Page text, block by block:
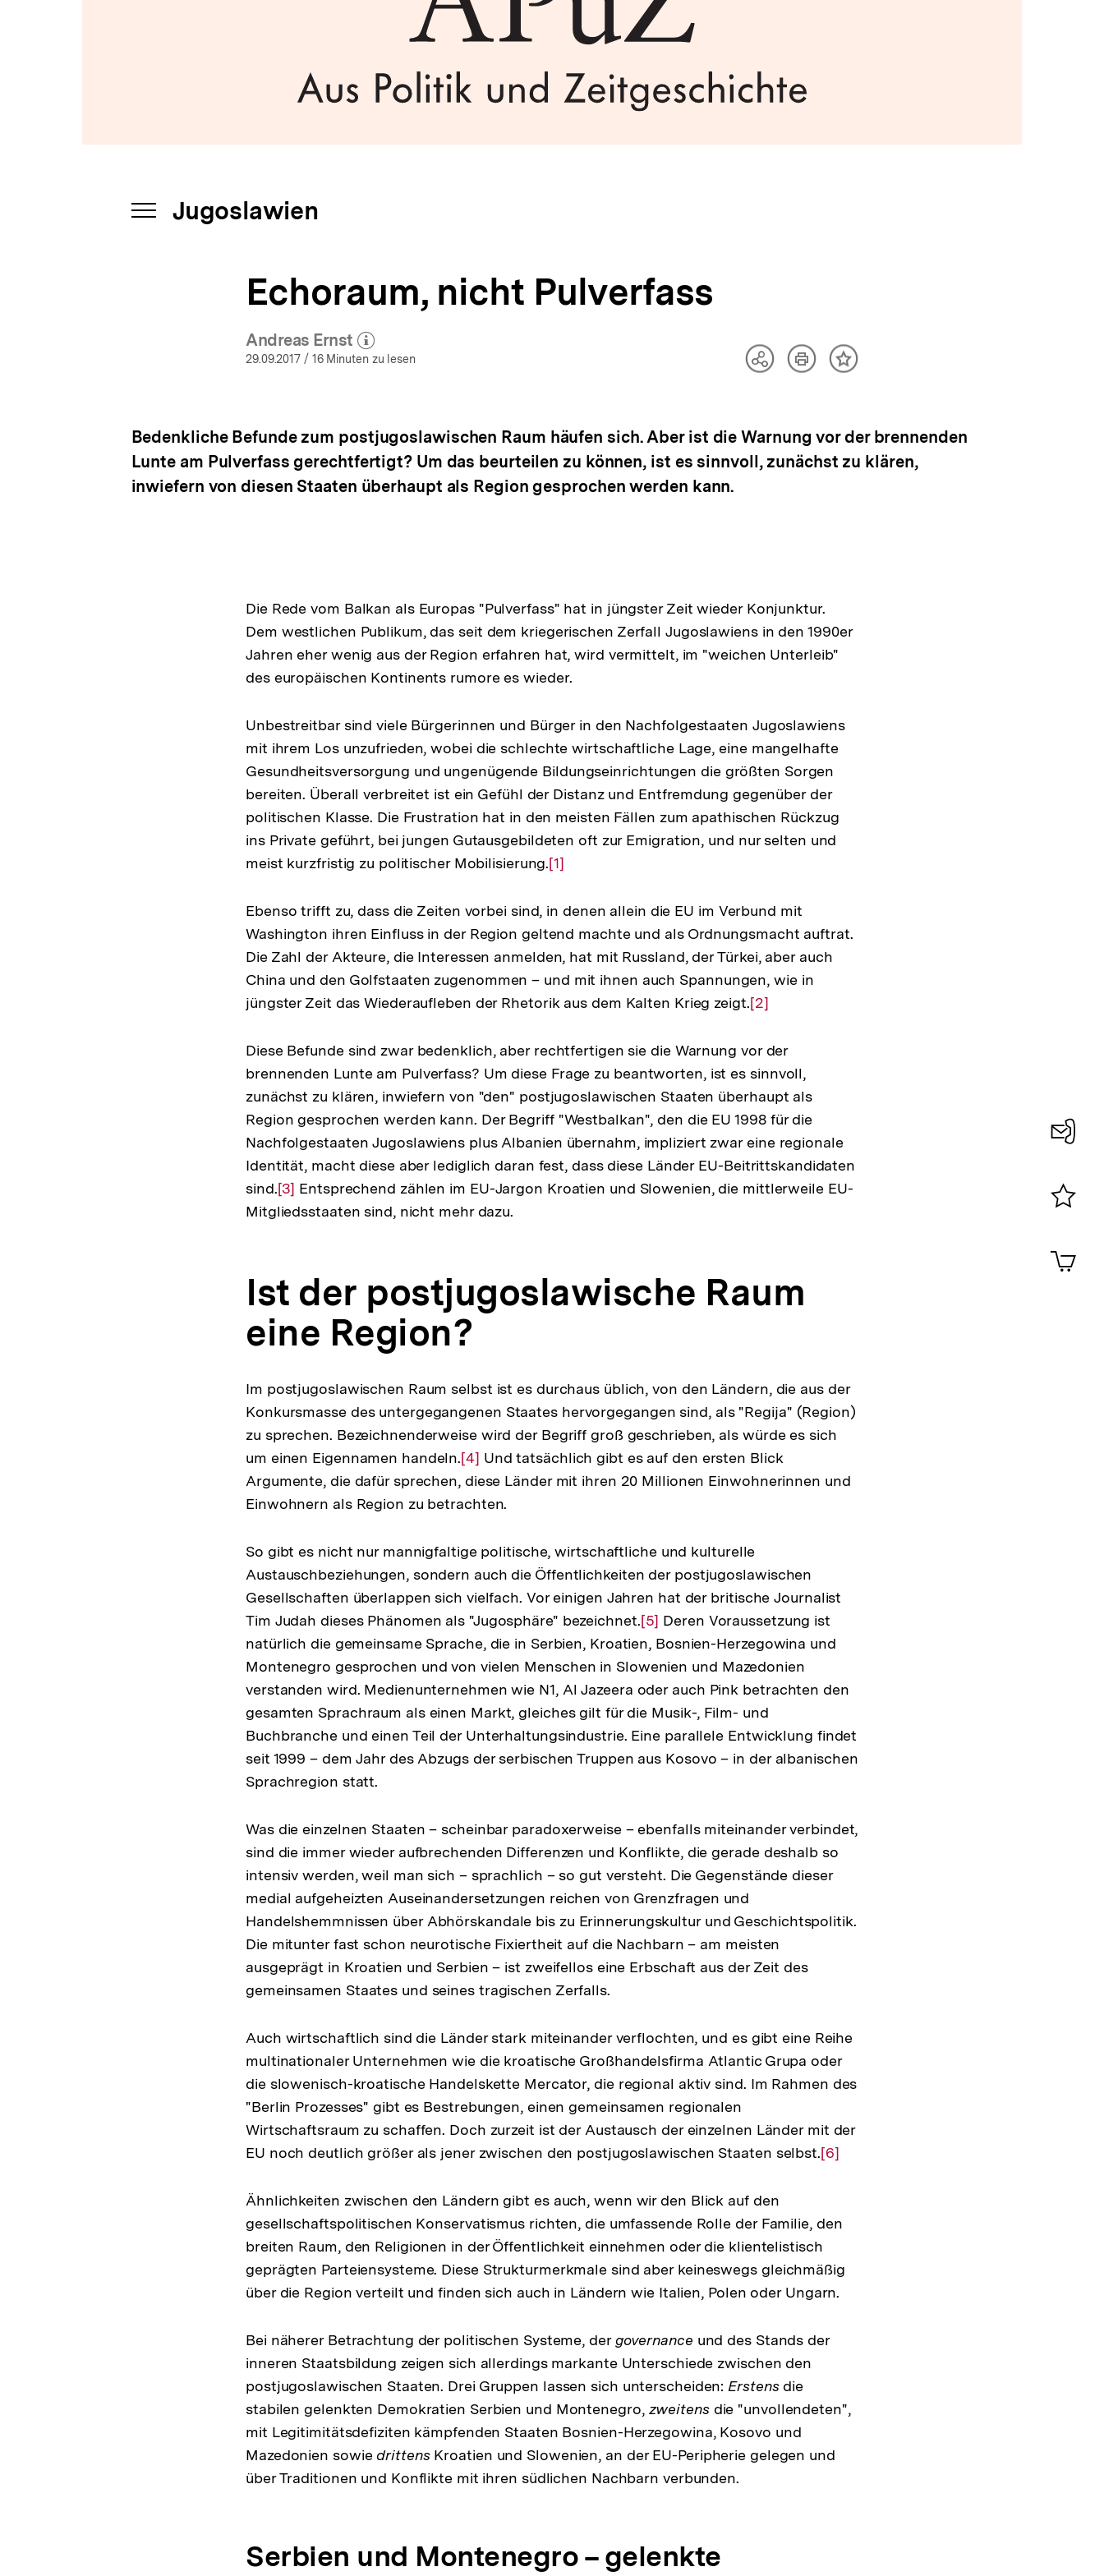
INHALTSNAVIGATION
Jugoslawien
Echoraum, nicht Pulverfass
Andreas Ernst
(Mehr zum Autor)
öffnen
29.09.2017 / 16 Minuten zu lesen
TeilenArtikelInhalt
Bedenkliche Befunde zum postjugoslawischen Raum häufen sich. Aber ist die Warnung vor der brennenden
Lunte am Pulverfass gerechtfertigt? Um das beurteilen zu können, ist es sinnvoll, zunächst zu klären,
inwiefern von diesen Staaten überhaupt als Region gesprochen werden kann.
Die Rede vom Balkan als Europas "Pulverfass" hat in jüngster Zeit wieder Konjunktur.
Dem westlichen Publikum, das seit dem kriegerischen Zerfall Jugoslawiens in den 1990er
Jahren eher wenig aus der Region erfahren hat, wird vermittelt, im "weichen Unterleib"
des europäischen Kontinents rumore es wieder.
Unbestreitbar sind viele Bürgerinnen und Bürger in den Nachfolgestaaten Jugoslawiens
mit ihrem Los unzufrieden, wobei die schlechte wirtschaftliche Lage, eine mangelhafte
Gesundheitsversorgung und ungenügende Bildungseinrichtungen die größten Sorgen
bereiten. Überall verbreitet ist ein Gefühl der Distanz und Entfremdung gegenüber der
politischen Klasse. Die Frustration hat in den meisten Fällen zum apathischen Rückzug
ins Private geführt, bei jungen Gutausgebildeten oft zur Emigration, und nur selten und
meist kurzfristig zu politischer Mobilisierung.Zur
der
Fußnote
[1]
Ebenso trifft zu, dass die Zeiten vorbei sind, in denen allein die EU im Verbund mit
Washington ihren Einfluss in der Region geltend machte und als Ordnungsmacht auftrat.
Die Zahl der Akteure, die Interessen anmelden, hat mit Russland, der Türkei, aber auch
China und den Golfstaaten zugenommen – und mit ihnen auch Spannungen, wie in
jüngster Zeit das Wiederaufleben der Rhetorik aus dem Kalten Krieg zeigt.Zur
der
Fußnote
[2]
Diese Befunde sind zwar bedenklich, aber rechtfertigen sie die Warnung vor der
brennenden Lunte am Pulverfass? Um diese Frage zu beantworten, ist es sinnvoll,
zunächst zu klären, inwiefern von "den" postjugoslawischen Staaten überhaupt als
Region gesprochen werden kann. Der Begriff "Westbalkan", den die EU 1998 für die
Nachfolgestaaten Jugoslawiens plus Albanien übernahm, impliziert zwar eine regionale
Identität, macht diese aber lediglich daran fest, dass diese Länder EU-Beitrittskandidaten
sind.Zur
Auflösung
[3] Entsprechend zählen im EU-Jargon Kroatien und Slowenien, die mittlerweile EU-
Mitgliedsstaaten sind, nicht mehr dazu.
Ist der postjugoslawische Raum
eine Region?
Im postjugoslawischen Raum selbst ist es durchaus üblich, von den Ländern, die aus der
Konkursmasse des untergegangenen Staates hervorgegangen sind, als "Regija" (Region)
zu sprechen. Bezeichnenderweise wird der Begriff groß geschrieben, als würde es sich
um einen Eigennamen handeln.Zur
Auflösung
der
[4] Und tatsächlich gibt es auf den ersten Blick
Argumente, die dafür sprechen, diese Länder mit ihren 20 Millionen Einwohnerinnen und
Einwohnern als Region zu betrachten.
So gibt es nicht nur mannigfaltige politische, wirtschaftliche und kulturelle
Austauschbeziehungen, sondern auch die Öffentlichkeiten der postjugoslawischen
Gesellschaften überlappen sich vielfach. Vor einigen Jahren hat der britische Journalist
Tim Judah dieses Phänomen als "Jugosphäre" bezeichnet.Zur
Auflösung
der
Fußnote
[5] Deren Voraussetzung ist
natürlich die gemeinsame Sprache, die in Serbien, Kroatien, Bosnien-Herzegowina und
Montenegro gesprochen und von vielen Menschen in Slowenien und Mazedonien
verstanden wird. Medienunternehmen wie N1, Al Jazeera oder auch Pink betrachten den
gesamten Sprachraum als einen Markt, gleiches gilt für die Musik-, Film- und
Buchbranche und einen Teil der Unterhaltungsindustrie. Eine parallele Entwicklung findet
seit 1999 – dem Jahr des Abzugs der serbischen Truppen aus Kosovo – in der albanischen
Sprachregion statt.
Was die einzelnen Staaten – scheinbar paradoxerweise – ebenfalls miteinander verbindet,
sind die immer wieder aufbrechenden Differenzen und Konflikte, die gerade deshalb so
intensiv werden, weil man sich – sprachlich – so gut versteht. Die Gegenstände dieser
medial aufgeheizten Auseinandersetzungen reichen von Grenzfragen und
Handelshemmnissen über Abhörskandale bis zu Erinnerungskultur und Geschichtspolitik.
Die mitunter fast schon neurotische Fixiertheit auf die Nachbarn – am meisten
ausgeprägt in Kroatien und Serbien – ist zweifellos eine Erbschaft aus der Zeit des
gemeinsamen Staates und seines tragischen Zerfalls.
Auch wirtschaftlich sind die Länder stark miteinander verflochten, und es gibt eine Reihe
multinationaler Unternehmen wie die kroatische Großhandelsfirma Atlantic Grupa oder
die slowenisch-kroatische Handelskette Mercator, die regional aktiv sind. Im Rahmen des
"Berlin Prozesses" gibt es Bestrebungen, einen gemeinsamen regionalen
Wirtschaftsraum zu schaffen. Doch zurzeit ist der Austausch der einzelnen Länder mit der
EU noch deutlich größer als jener zwischen den postjugoslawischen Staaten selbst.Zur
Fußnote
[6]
Ähnlichkeiten zwischen den Ländern gibt es auch, wenn wir den Blick auf den
gesellschaftspolitischen Konservatismus richten, die umfassende Rolle der Familie, den
breiten Raum, den Religionen in der Öffentlichkeit einnehmen oder die klientelistisch
geprägten Parteiensysteme. Diese Strukturmerkmale sind aber keineswegs gleichmäßig
über die Region verteilt und finden sich auch in Ländern wie Italien, Polen oder Ungarn.
Bei näherer Betrachtung der politischen Systeme, der governance und des Stands der
inneren Staatsbildung zeigen sich allerdings markante Unterschiede zwischen den
postjugoslawischen Staaten. Drei Gruppen lassen sich unterscheiden:Erstensdie
stabilen gelenkten Demokratien Serbien und Montenegro, zweitens die "unvollendeten",
mit Legitimitätsdefiziten kämpfenden Staaten Bosnien-Herzegowina, Kosovo und
Mazedonien sowiedrittensKroatien und Slowenien, an der EU-Peripherie gelegen und
über Traditionen und Konflikte mit ihren südlichen Nachbarn verbunden.
Serbien und Montenegro – gelenkte